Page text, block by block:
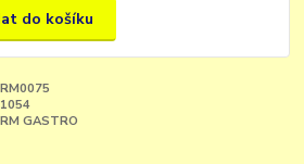
do košíku
RM0075
1054
RM GASTRO